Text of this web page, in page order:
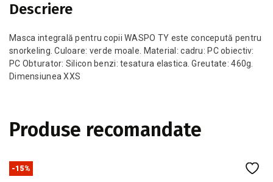
Descriere
Masca integrală pentru copii WASPO TY este concepută pentru
snorkeling. Culoare: verde moale. Material: cadru: PC obiectiv:
PC Obturator: Silicon benzi: tesatura elastica. Greutate: 460g.
Dimensiunea XXS
Produse recomandate
-15%